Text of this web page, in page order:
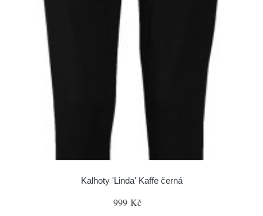
Kalhoty 'Linda' Kaffe černá
999 Kč